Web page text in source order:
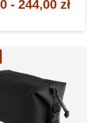
- 244,00 zł